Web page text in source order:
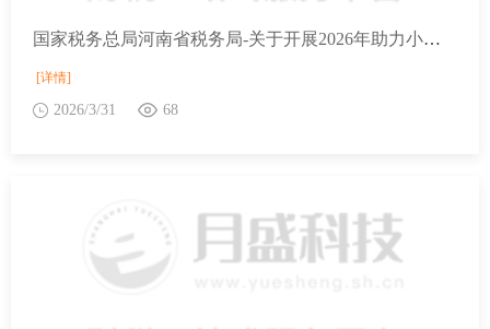
国家税务总局河南省税务局-关于开展2026年助力小微经营主体发展“春雨润苗”专项行动的通知
[详情]
2026/3/31 68